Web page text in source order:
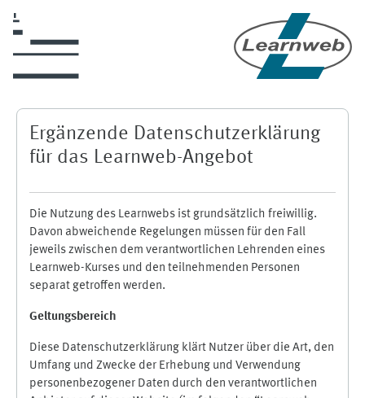
Ergänzende Datenschutzerklärung
für das Learnweb-Angebot
Die Nutzung des Learnwebs ist grundsätzlich freiwillig.
Davon abweichende Regelungen müssen für den Fall
jeweils zwischen dem verantwortlichen Lehrenden eines
Learnweb-Kurses und den teilnehmenden Personen
separat getroffen werden.
Geltungsbereich
Diese Datenschutzerklärung klärt Nutzer über die Art, den
Umfang und Zwecke der Erhebung und Verwendung
personenbezogener Daten durch den verantwortlichen